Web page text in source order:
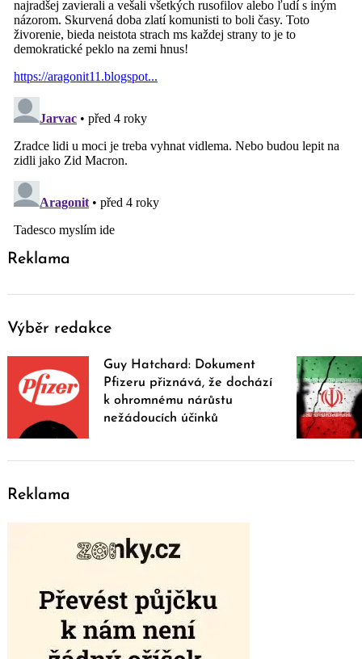
Reklama
Výběr redakce
Guy Hatchard: Dokument
Pfizeru přiznává, že dochází
k ohromnému nárůstu
nežádoucích účinků
Reklama